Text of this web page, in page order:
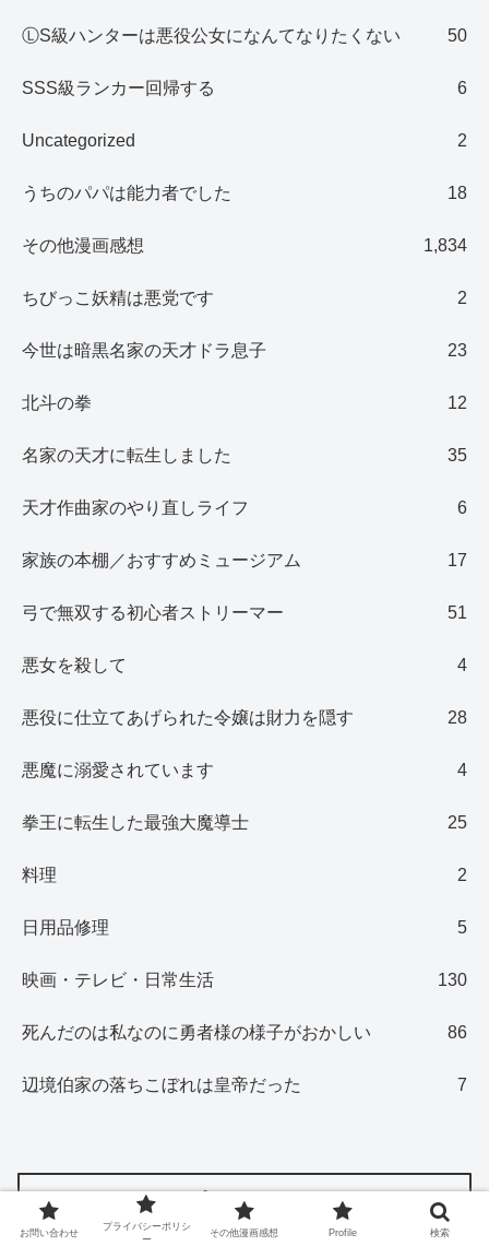
ⓁS級ハンターは悪役公女になんてなりたくない 50
SSS級ランカー回帰する 6
Uncategorized 2
うちのパパは能力者でした 18
その他漫画感想 1,834
ちびっこ妖精は悪党です 2
今世は暗黒名家の天才ドラ息子 23
北斗の拳 12
名家の天才に転生しました 35
天才作曲家のやり直しライフ 6
家族の本棚／おすすめミュージアム 17
弓で無双する初心者ストリーマー 51
悪女を殺して 4
悪役に仕立てあげられた令嬢は財力を隠す 28
悪魔に溺愛されています 4
拳王に転生した最強大魔導士 25
料理 2
日用品修理 5
映画・テレビ・日常生活 130
死んだのは私なのに勇者様の様子がおかしい 86
辺境伯家の落ちこぼれは皇帝だった 7
プロフィール
お問い合わせ
プライバシーポリシ
ー
その他漫画感想 Profile 検索